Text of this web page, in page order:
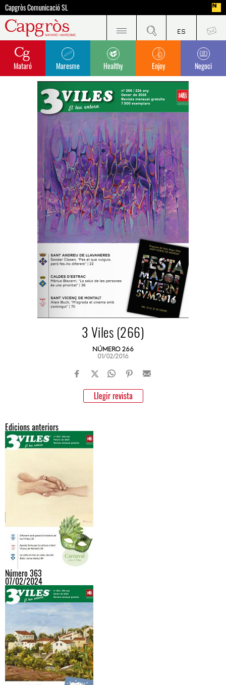
Capgròs Comunicació SL
Mataró Maresme Healthy Enjoy Negoci
3 Viles (266)
NÚMERO 266
01/02/2016
Llegir revista
Edicions anteriors
Número 363
07/02/2024